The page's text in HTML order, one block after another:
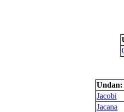
Undan:
Jacobi
Jacana